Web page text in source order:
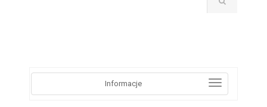
Informacje